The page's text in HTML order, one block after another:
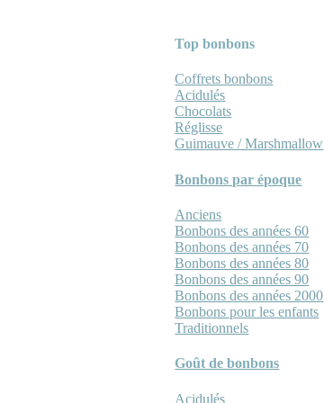
Top bonbons
Coffrets bonbons
Acidulés
Chocolats
Réglisse
Guimauve / Marshmallow
Bonbons par époque
Anciens
Bonbons des années 60
Bonbons des années 70
Bonbons des années 80
Bonbons des années 90
Bonbons des années 2000
Bonbons pour les enfants
Traditionnels
Goût de bonbons
Acidulés